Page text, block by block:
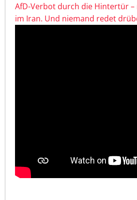
AfD-Verbot durch die Hintertür
im Iran. Und niemand redet